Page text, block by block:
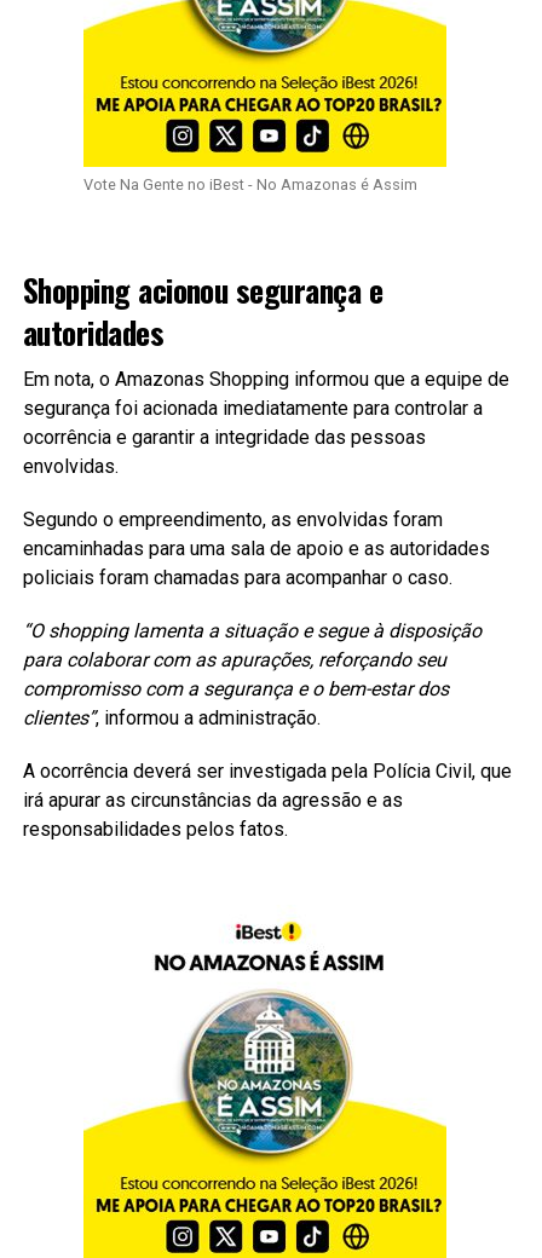
Vote Na Gente no iBest - No Amazonas é Assim
Shopping acionou segurança e
autoridades
Em nota, o Amazonas Shopping informou que a equipe de
segurança foi acionada imediatamente para controlar a
ocorrência e garantir a integridade das pessoas
envolvidas.
Segundo o empreendimento, as envolvidas foram
encaminhadas para uma sala de apoio e as autoridades
policiais foram chamadas para acompanhar o caso.
“O shopping lamenta a situação e segue à disposição
para colaborar com as apurações, reforçando seu
compromisso com a segurança e o bem-estar dos
clientes”, informou a administração.
A ocorrência deverá ser investigada pela Polícia Civil, que
irá apurar as circunstâncias da agressão e as
responsabilidades pelos fatos.